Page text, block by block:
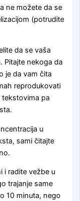
ne možete da se
(potrudite
da se vaša
Pitajte nekoga da
je da vam čita
reprodukovati
pa
u
sami čitajte
i radite vežbe u
trajanje same
10 minuta, nego